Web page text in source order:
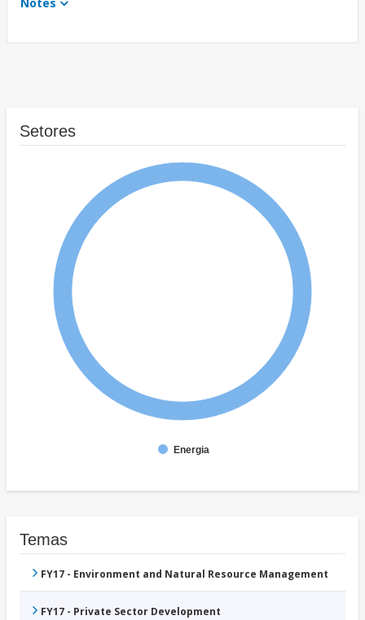
Notes
Setores
Energia
Temas
FY17 - Environment and Natural Resource Management
FY17 - Private Sector Development